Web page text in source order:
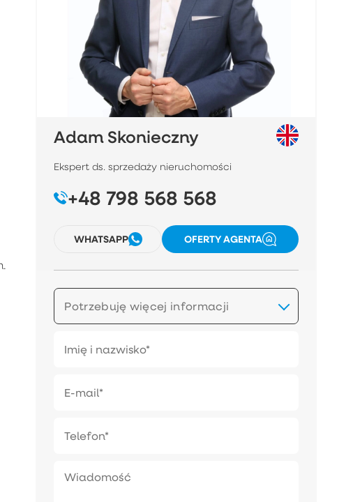
Adam Skonieczny
Ekspert ds. sprzedaży nieruchomości
+48 798 568 568
WHATSAPP OFERTY AGENTA
Potrzebuję więcej informacji